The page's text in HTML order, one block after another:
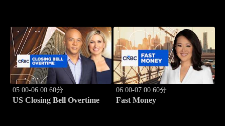
05:00-06:00 60分
US Closing Bell Overtime
06:00-07:00 60分
Fast Money